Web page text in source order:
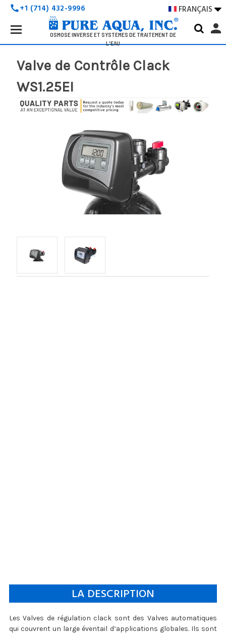
call+1 (714) 432-9996 FRANÇAIS 
OSMOSE INVERSE ET SYSTÈMES DE TRAITEMENT DE
L'EAU
Search
Keyword:
person
Valve de Contrôle Clack
WS1.25EI
LA DESCRIPTION
Les Valves de régulation clack sont des Valves automatiques
qui couvrent un large éventail d’applications globales. Ils sont